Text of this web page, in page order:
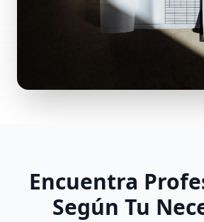
Encuentra
Según Tu